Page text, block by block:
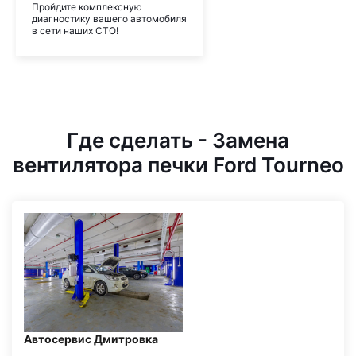
Пройдите комплексную
диагностику вашего автомобиля
в сети наших СТО!
Где сделать - Замена
вентилятора печки Ford Tourneo
Автосервис Дмитровка